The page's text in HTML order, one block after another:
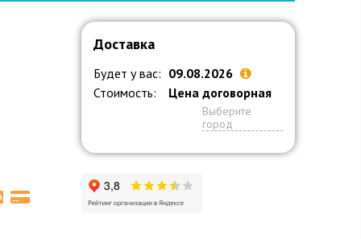
Доставка
Будет у вас: 09.08.2026
Стоимость:
Цена договорная
Выберите
город